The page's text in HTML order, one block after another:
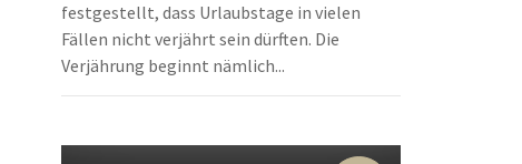
festgestellt, dass Urlaubstage in vielen
Fällen nicht verjährt sein dürften. Die
Verjährung beginnt nämlich...